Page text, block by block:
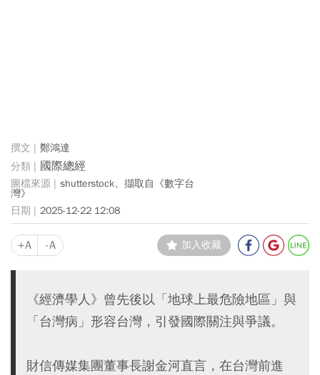
鄭鴻達
國際總經
shutterstock、擷取自《數字台
灣》
2025-12-22 12:08
+A -A 加入收藏
《經濟學人》曾先後以「地球上最危險地區」與
「台灣病」形容台灣，引發國際關注與爭議。
財信傳媒集團董事長謝金河直言，在台灣前進